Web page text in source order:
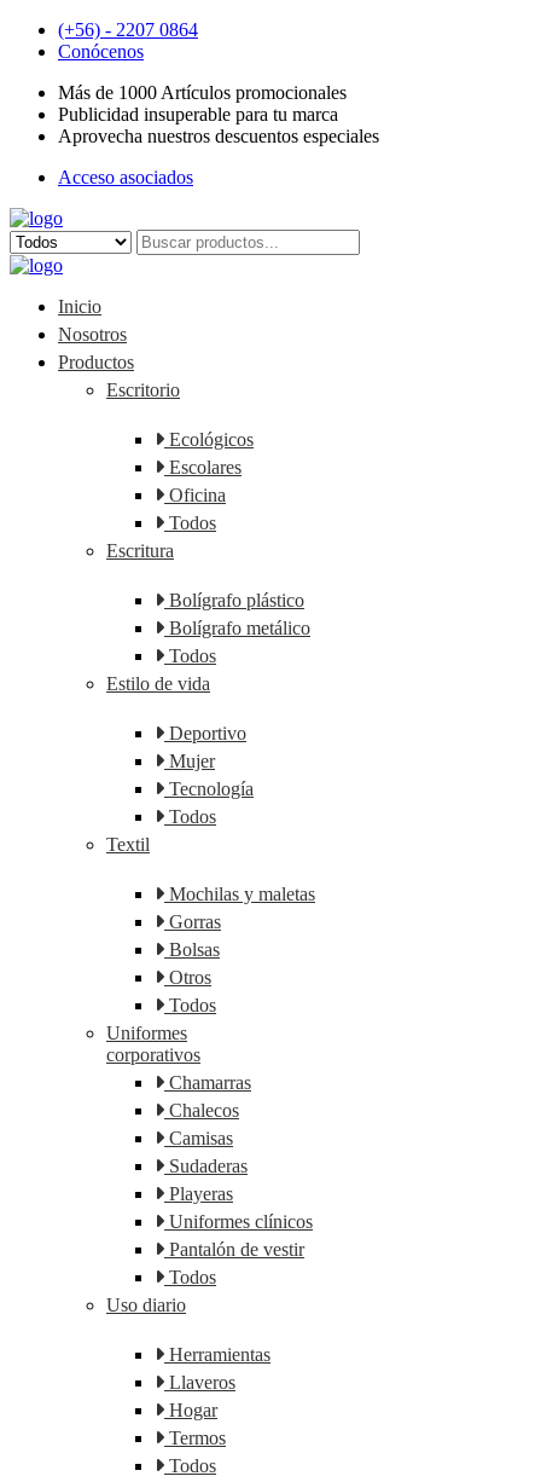
(+56) - 2207 0864
Conócenos
Más de 1000 Artículos promocionales
Publicidad insuperable para tu marca
Aprovecha nuestros descuentos especiales
Acceso asociados
Inicio
Nosotros
Productos
Escritorio
Ecológicos
Escolares
Oficina
Todos
Escritura
Bolígrafo plástico
Bolígrafo metálico
Todos
Estilo de vida
Deportivo
Mujer
Tecnología
Todos
Textil
Mochilas y maletas
Gorras
Bolsas
Otros
Todos
Uniformes
corporativos
Chamarras
Chalecos
Camisas
Sudaderas
Playeras
Uniformes clínicos
Pantalón de vestir
Todos
Uso diario
Herramientas
Llaveros
Hogar
Termos
Todos